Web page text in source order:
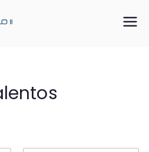
Somos o SUS que dá certo